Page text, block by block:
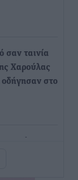
σαν ταινία
Χαρούλας
οδήγησαν στο